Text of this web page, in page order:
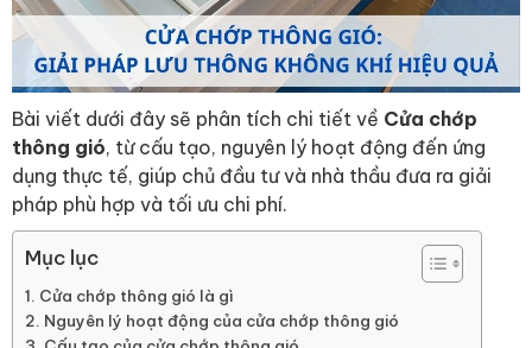
Bài viết dưới đây sẽ phân tích chi tiết về Cửa chớp
thông gió, từ cấu tạo, nguyên lý hoạt động đến ứng
dụng thực tế, giúp chủ đầu tư và nhà thầu đưa ra giải
pháp phù hợp và tối ưu chi phí.
Mục lục
Cửa chớp thông gió là gì
Nguyên lý hoạt động của cửa chớp thông gió